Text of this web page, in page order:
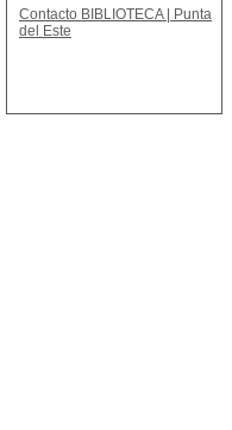
Contacto BIBLIOTECA | Punta
del Este